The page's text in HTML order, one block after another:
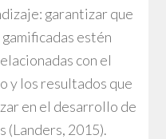
garantizar que
estén
con el
y los resultados que
en el desarrollo de
(Landers, 2015).